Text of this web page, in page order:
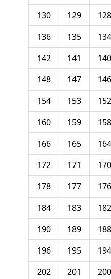
128
129
130
134
135
136
140
141
142
146
147
148
152
153
154
158
159
160
164
165
166
170
171
172
176
177
178
182
183
184
188
189
190
194
195
196
200
201
202